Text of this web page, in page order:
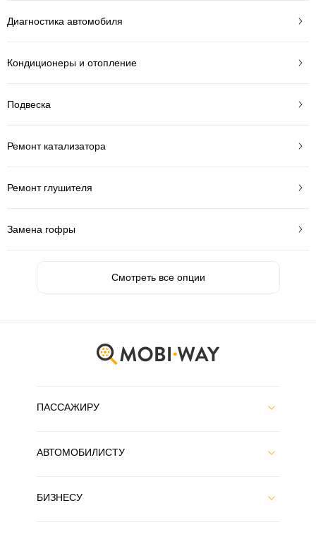
Диагностика автомобиля
Кондиционеры и отопление
Подвеска
Ремонт катализатора
Ремонт глушителя
Замена гофры
Смотреть все опции
ПАССАЖИРУ
АВТОМОБИЛИСТУ
БИЗНЕСУ